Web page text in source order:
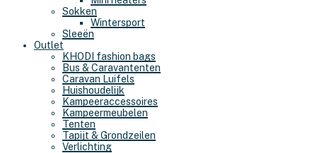
Sokken
Wintersport
Sleeën
Outlet
KHODI fashion bags
Bus & Caravantenten
Caravan Luifels
Huishoudelijk
Kampeeraccessoires
Kampeermeubelen
Tenten
Tapijt & Grondzeilen
Verlichting